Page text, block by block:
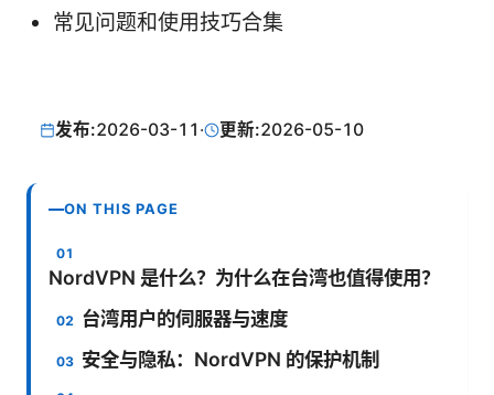
常见问题和使用技巧合集
发布:2026-03-11 · 更新:2026-05-10
ON THIS PAGE
NordVPN 是什么？为什么在台湾也值得使用？
台湾用户的伺服器与速度
安全与隐私：NordVPN 的保护机制